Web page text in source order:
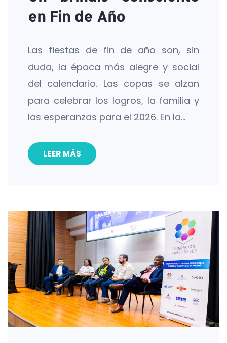
en Fin de Año
Las fiestas de fin de año son, sin
duda, la época más alegre y social
del calendario. Las copas se alzan
para celebrar los logros, la familia y
las esperanzas para el 2026. En la…
LEER MÁS